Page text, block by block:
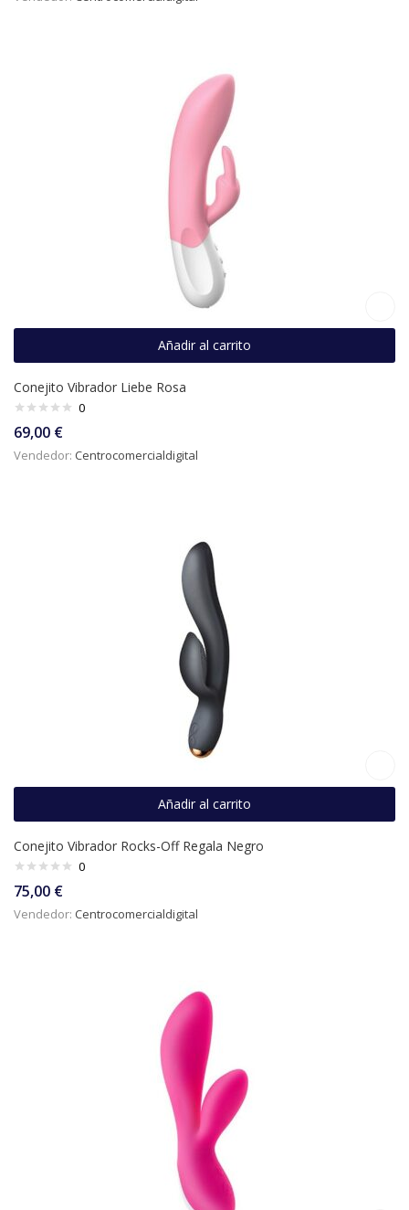
Añadir al carrito
Conejito Vibrador Liebe Rosa
0
69,00 €
Vendedor: Centrocomercialdigital
Añadir al carrito
Conejito Vibrador Rocks-Off Regala Negro
0
75,00 €
Vendedor: Centrocomercialdigital